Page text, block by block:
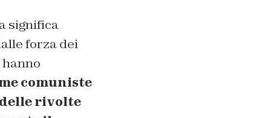
significa
forza dei
comuniste
rivolte